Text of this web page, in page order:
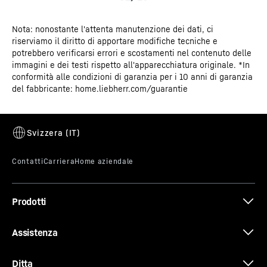
Cassaforte EasyFresh con guida per cassetti
integrata
Le guide integrate con dispositivo di blocco consentono
facilità. Un ulteriore vantaggio in termini di comfort: le
guide di scorrimento chiudono il cassetto in modo
conservazione degli alimenti.
Certificato CE
Nota: nonostante l'attenta manutenzione dei dati, ci
riserviamo il diritto di apportare modifiche tecniche e
potrebbero verificarsi errori e scostamenti nel contenuto delle
immagini e dei testi rispetto all'apparecchiatura originale. *In
conformità alle condizioni di garanzia per i 10 anni di garanzia
del fabbricante: home.liebherr.com/guarantie
Prodotti
Assistenza
Ditta